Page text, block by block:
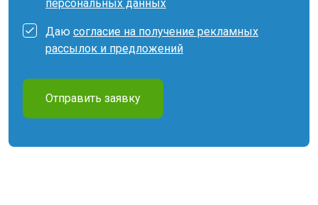
персональных данных
Даю согласие на получение рекламных
рассылок и предложений
Отправить заявку